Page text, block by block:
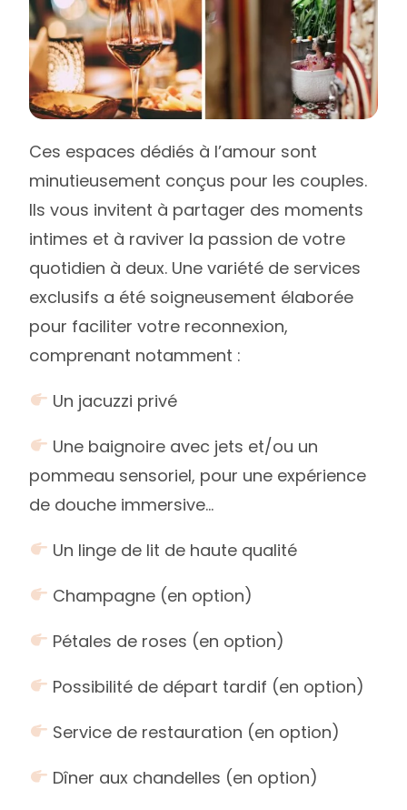
Ces espaces dédiés à l’amour sont
minutieusement conçus pour les couples.
Ils vous invitent à partager des moments
intimes et à raviver la passion de votre
quotidien à deux. Une variété de services
exclusifs a été soigneusement élaborée
pour faciliter votre reconnexion,
comprenant notamment :
Un jacuzzi privé
Une baignoire avec jets et/ou un
pommeau sensoriel, pour une expérience
de douche immersive…
Un linge de lit de haute qualité
Champagne (en option)
Pétales de roses (en option)
Possibilité de départ tardif (en option)
Service de restauration (en option)
Dîner aux chandelles (en option)